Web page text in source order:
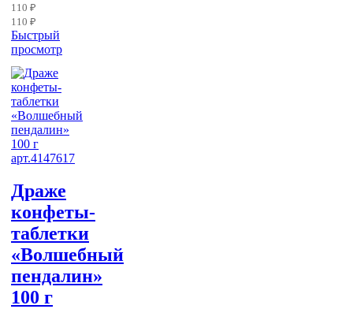
110 ₽
110 ₽
Быстрый
просмотр
Драже
конфеты-
таблетки
«Волшебный
пендалин»
100 г